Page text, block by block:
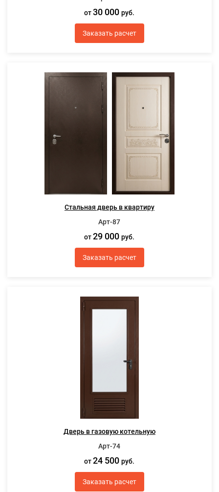
от30 000руб.
Заказать расчет
Стальная дверь в квартиру
Арт-87
от29 000руб.
Заказать расчет
Дверь в газовую котельную
Арт-74
от24 500руб.
Заказать расчет